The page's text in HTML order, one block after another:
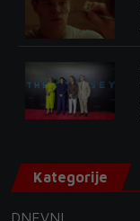
Kategorije
DNEVNI